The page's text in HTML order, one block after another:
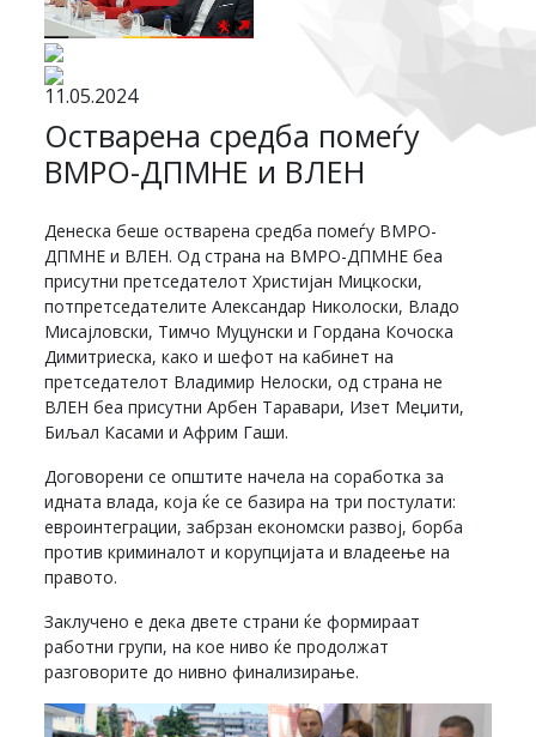
11.05.2024
Остварена средба помеѓу
ВМРО-ДПМНЕ и ВЛЕН
Денеска беше остварена средба помеѓу ВМРО-
ДПМНЕ и ВЛЕН. Од страна на ВМРО-ДПМНЕ беа
присутни претседателот Христијан Мицкоски,
потпретседателите Александар Николоски, Владо
Мисајловски, Тимчо Муцунски и Гордана Кочоска
Димитриеска, како и шефот на кабинет на
претседателот Владимир Нелоски, од страна не
ВЛЕН беа присутни Арбен Таравари, Изет Меџити,
Биљал Касами и Африм Гаши.
Договорени се општите начела на соработка за
идната влада, која ќе се базира на три постулати:
евроинтеграции, забрзан економски развој, борба
против криминалот и корупцијата и владеење на
правото.
Заклучено е дека двете страни ќе формираат
работни групи, на кое ниво ќе продолжат
разговорите до нивно финализирање.